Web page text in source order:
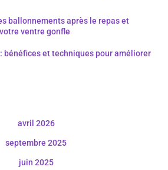
ballonnements après le repas et
ventre gonfle
bénéfices et techniques pour améliorer
avril 2026
septembre 2025
juin 2025